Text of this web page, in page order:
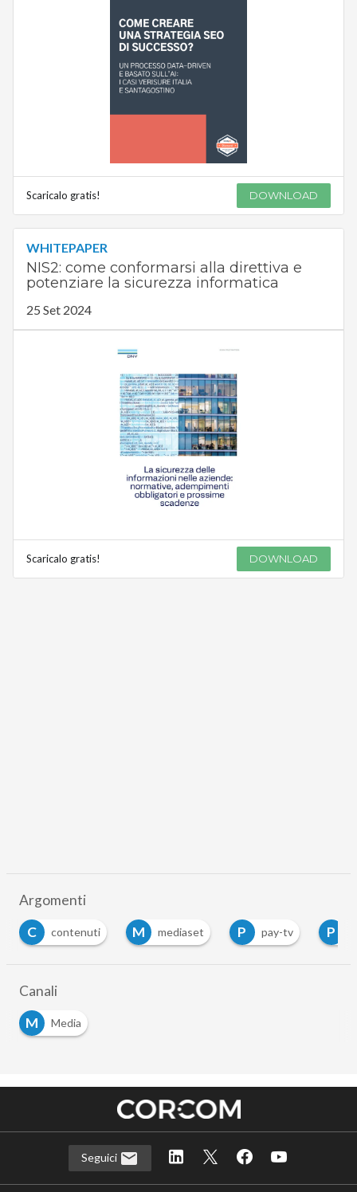
Scaricalo gratis! DOWNLOAD
WHITEPAPER
NIS2: come conformarsi alla direttiva e
potenziare la sicurezza informatica
25 Set 2024
Scaricalo gratis! DOWNLOAD
Argomenti
C
contenuti M mediaset P pay-tv P
Canali
M
Media
Seguici